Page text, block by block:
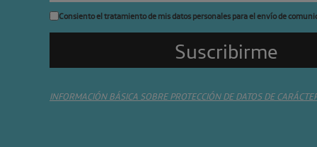
Consiento el tratamiento de mis datos personales para el envío de
INFORMACIÓN BÁSICA SOBRE PROTECCIÓN DE DATOS DE